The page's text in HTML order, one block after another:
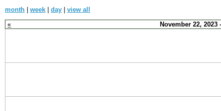
Athlétisme
Slalom In-Line
Caisse à savon
Archives
Navigation
month | week | day | view all
«
November 22, 2023